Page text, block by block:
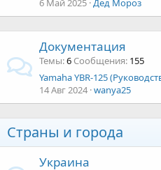
6 Май 2025 Дед Мороз
Документация
Темы 6 Сообщения 155
14 Авг 2024 wanya25
Страны и города
Украина